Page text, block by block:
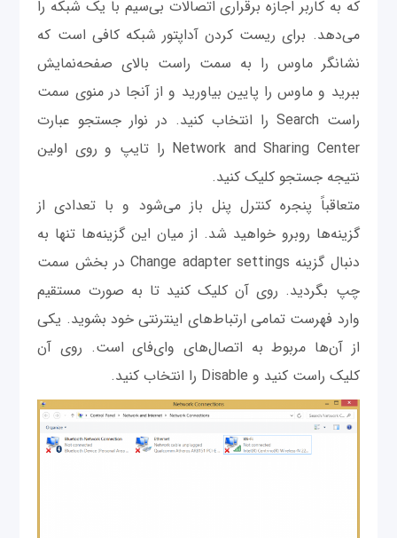
که به کاربر اجازه برقراری اتصالات بی‌سیم با یک شبکه را
می‌دهد. برای ریست کردن آداپتور شبکه کافی است که
نشانگر ماوس را به سمت راست بالای صفحه‌نمایش
ببرید و ماوس را پایین بیاورید و از آنجا در منوی سمت
راست Search را انتخاب کنید. در نوار جستجو عبارت
Network and Sharing Center را تایپ و روی اولین
نتیجه جستجو کلیک کنید.
متعاقباً پنجره کنترل پنل باز می‌شود و با تعدادی از
گزینه‌ها روبرو خواهید شد. از میان این گزینه‌ها تنها به
دنبال گزینه Change adapter settings در بخش سمت
چپ بگردید. روی آن کلیک کنید تا به صورت مستقیم
وارد فهرست تمامی ارتباط‌های اینترنتی خود بشوید. یکی
از آن‌ها مربوط به اتصال‌های وای‌فای است. روی آن
کلیک راست کنید و Disable را انتخاب کنید.